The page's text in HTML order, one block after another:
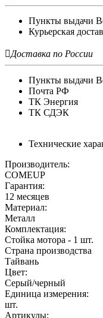
Пункты выдачи
Курьерская
Доставка по России
Пункты выдачи
Почта РФ
ТК Энергия
ТК СДЭК
Технические
Производитель:
COMEUP
Гарантия:
12 месяцев
Материал:
Металл
Комплектация:
Стойка мотора - 1 шт.
Страна производства
Тайвань
Цвет:
Серый/черный
Единица измерения:
шт.
Артикулы: